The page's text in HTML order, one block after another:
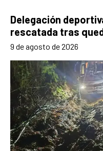
Delegación
rescatada tras
9 de agosto de 2026